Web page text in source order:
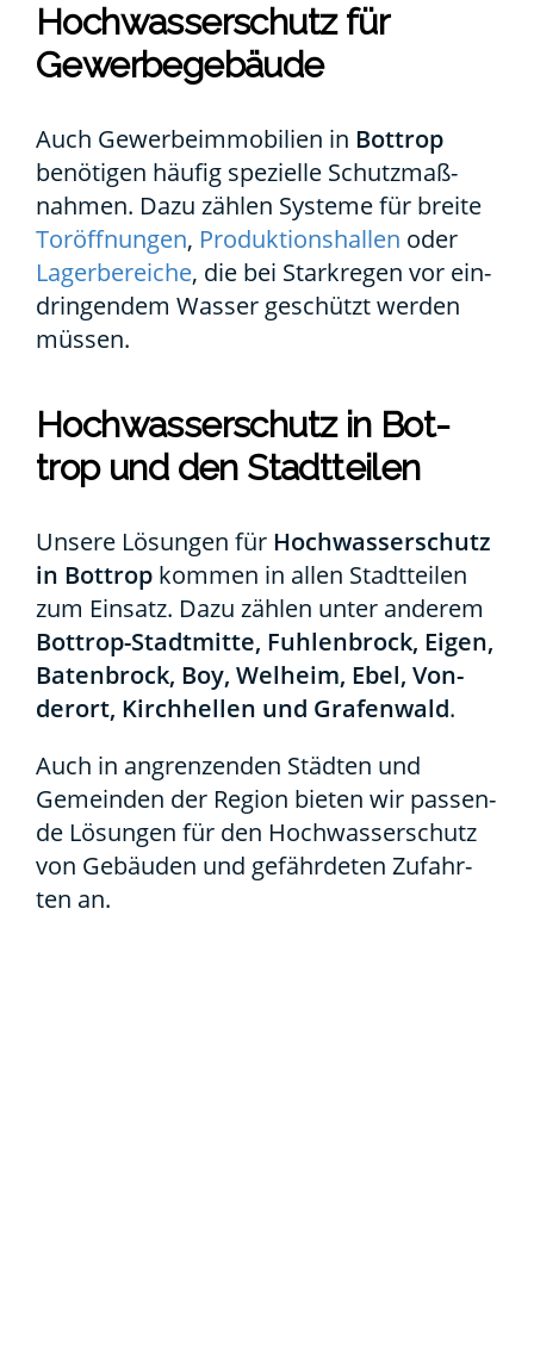
Hoch­was­ser­schutz für
Gewer­be­ge­bäu­de
Auch Gewer­be­im­mo­bi­li­en in Bot­trop
benö­ti­gen häu­fig spe­zi­el­le Schutz­maß­
nah­men. Dazu zäh­len Sys­te­me für brei­te
Tor­öff­nun­gen, Pro­duk­ti­ons­hal­len oder
Lager­be­rei­che, die bei Stark­re­gen vor ein­
drin­gen­dem Was­ser geschützt wer­den
müs­sen.
Hoch­was­ser­schutz in Bot­
trop und den Stadt­tei­len
Unse­re Lösun­gen für Hoch­was­ser­schutz
in Bot­trop kom­men in allen Stadt­tei­len
zum Ein­satz. Dazu zäh­len unter ande­rem
Bot­­trop-Stadt­­­mi­t­­te, Fuh­len­b­rock, Eigen,
Baten­b­rock, Boy, Wel­heim, Ebel, Von­
der­ort, Kirch­hel­len und Gra­fen­wald.
Auch in angren­zen­den Städ­ten und
Gemein­den der Regi­on bie­ten wir pas­sen­
de Lösun­gen für den Hoch­was­ser­schutz
von Gebäu­den und gefähr­de­ten Zufahr­
ten an.